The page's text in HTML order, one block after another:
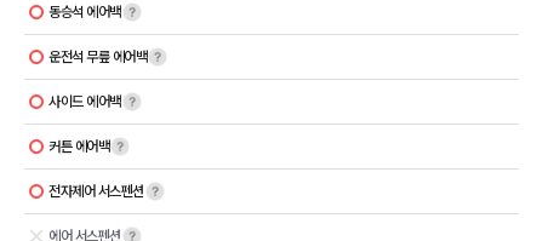
동승석 에어백
운전석 무릎 에어백
사이드 에어백
커튼 에어백
전자제어 서스펜션
에어 서스펜션